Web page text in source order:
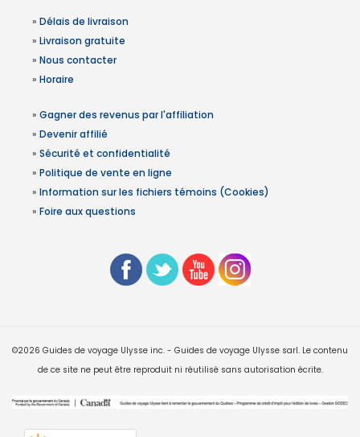
» Délais de livraison
» Livraison gratuite
» Nous contacter
» Horaire
» Gagner des revenus par l'affiliation
» Devenir affilié
» Sécurité et confidentialité
» Politique de vente en ligne
» Information sur les fichiers témoins (Cookies)
» Foire aux questions
©2026 Guides de voyage Ulysse inc. - Guides de voyage Ulysse sarl. Le contenu
de ce site ne peut être reproduit ni réutilisé sans autorisation écrite.